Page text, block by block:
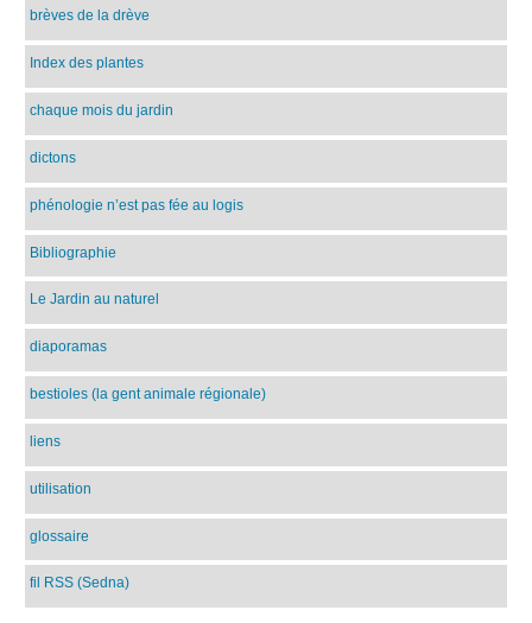
brèves de la drève
Index des plantes
chaque mois du jardin
dictons
phénologie n’est pas fée au logis
Bibliographie
Le Jardin au naturel
diaporamas
bestioles (la gent animale régionale)
liens
utilisation
glossaire
fil RSS (Sedna)